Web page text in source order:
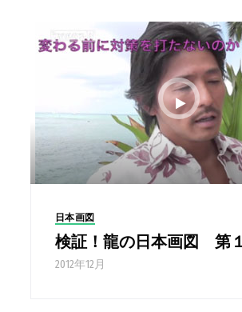
日本画図
検証！龍の日本画図 第
2012年12月